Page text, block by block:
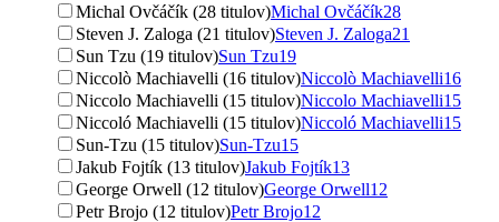
Michal Ovčáčík (28 titulov)Michal Ovčáčík28
Steven J. Zaloga (21 titulov)Steven J. Zaloga21
Sun Tzu (19 titulov)Sun Tzu19
Niccolò Machiavelli (16 titulov)Niccolò Machiavelli16
Niccolo Machiavelli (15 titulov)Niccolo Machiavelli15
Niccoló Machiavelli (15 titulov)Niccoló Machiavelli15
Sun-Tzu (15 titulov)Sun-Tzu15
Jakub Fojtík (13 titulov)Jakub Fojtík13
George Orwell (12 titulov)George Orwell12
Petr Brojo (12 titulov)Petr Brojo12